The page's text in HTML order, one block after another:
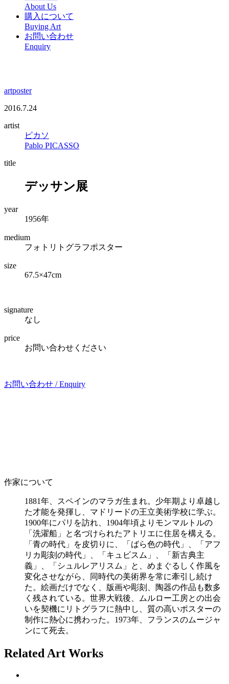
About Us
購入について
Buying Art
お問い合わせ
Enquiry
artposter
2016.7.24
artist
ピカソ
Pablo PICASSO
title
デッサン展
year
1956年
medium
フォトリトグラフポスター
size
67.5×47cm
signature
なし
price
お問い合わせください
お問い合わせ /Enquiry
作家について
1881年、スペインのマラガ生まれ。少年期より卓越し
た才能を発揮し、マドリードの王立美術学校に学ぶ。
1900年にパリを訪れ、1904年頃よりモンマルトルの
「洗濯船」と名づけられたアトリエに住居を構える。
「青の時代」を皮切りに、「ばら色の時代」、「アフ
リカ彫刻の時代」、「キュビスム」、「新古典主
義」、「シュルレアリスム」と、めまぐるしく作風を
変化させながら、同時代の美術界を常に牽引し続け
た。絵画だけでなく、版画や彫刻、陶器の作品も数多
く残されている。世界大戦後、ムルロー工房との出会
いを契機にリトグラフに熱中し、質の高いポスターの
制作に熱心に携わった。1973年、フランスのムージャ
ンにて死去。
Related Art Works